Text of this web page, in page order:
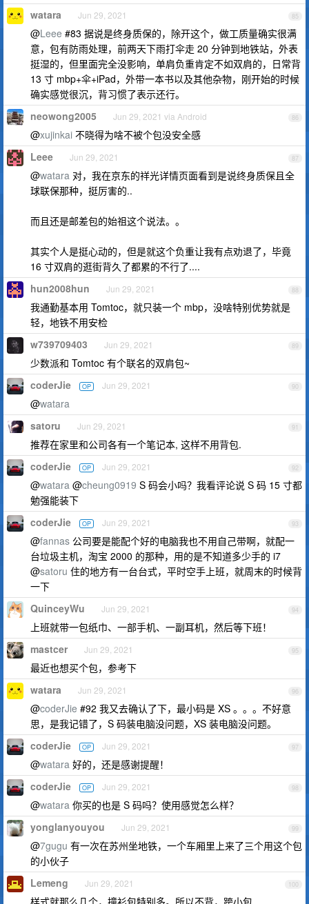
85
watara Jun 29, 2021
@Leee #83 据说是终身质保的，除开这个，做工质量确实很满
意，包有防雨处理，前两天下雨打伞走 20 分钟到地铁站，外表
挺湿的，但里面完全没影响，单肩负重肯定不如双肩的，日常背
13 寸 mbp+伞+iPad，外带一本书以及其他杂物，刚开始的时候
确实感觉很沉，背习惯了表示还行。
86
neowong2005 Jun 29, 2021 via Android
@xujinkai 不晓得为啥不被个包没安全感
87
Leee Jun 29, 2021
@watara 对，我在京东的祥光详情页面看到是说终身质保且全
球联保那种，挺厉害的..
而且还是邮差包的始祖这个说法。。
其实个人是挺心动的，但是就这个负重让我有点劝退了，毕竟
16 寸双肩的逛街背久了都累的不行了....
88
hun2008hun Jun 29, 2021
我通勤基本用 Tomtoc，就只装一个 mbp，没啥特别优势就是
轻，地铁不用安检
89
w739709403 Jun 29, 2021
少数派和 Tomtoc 有个联名的双肩包~
90
coderJie OP Jun 29, 2021
@watara
91
satoru Jun 29, 2021
推荐在家里和公司各有一个笔记本, 这样不用背包.
92
coderJie OP Jun 29, 2021
@watara @cheung0919 S 码会小吗？我看评论说 S 码 15 寸都
勉强能装下
93
coderJie OP Jun 29, 2021
@fannas 公司要是能配个好的电脑我也不用自己带啊，就配一
台垃圾主机，淘宝 2000 的那种，用的是不知道多少手的 i7
@satoru 住的地方有一台台式，平时空手上班，就周末的时候背
一下
94
QuinceyWu Jun 29, 2021
上班就带一包纸巾、一部手机、一副耳机，然后等下班！
95
mastcer Jun 29, 2021
最近也想买个包，参考下
96
watara Jun 29, 2021
@coderJie #92 我又去确认了下，最小码是 XS 。。。不好意
思，是我记错了，S 码装电脑没问题，XS 装电脑没问题。
97
coderJie OP Jun 29, 2021
@watara 好的，还是感谢提醒！
98
coderJie OP Jun 29, 2021
@watara 你买的也是 S 码吗？使用感觉怎么样？
99
yonglanyouyou Jun 29, 2021
@7gugu 有一次在苏州坐地铁，一个车厢里上来了三个用这个包
的小伙子
100
Lemeng Jun 29, 2021
样式就那么几个，撞衫包特别多。所以不背，跨小包